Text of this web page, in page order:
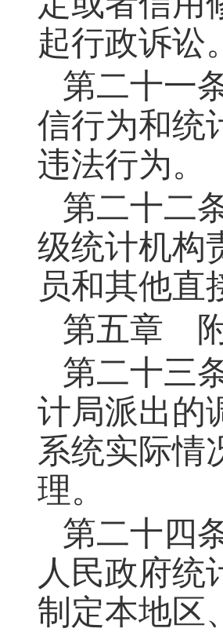
起行政诉讼。
第二十一
信行为和统
违法行为。
第二十二
级统计机构
员和其他直
第五章
第二十三
计局派出的
系统实际情
理。
第二十四
人民政府统
制定本地区